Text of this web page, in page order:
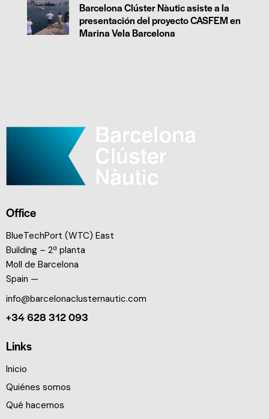
Barcelona Clúster Nàutic asiste a la
presentación del proyecto CASFEM en
Marina Vela Barcelona
Office
BlueTechPort (WTC) East
Building – 2ª planta
Moll de Barcelona
Spain —
info@barcelonaclusternautic.com
+34 628 312 093
Links
Inicio
Quiénes somos
Qué hacemos